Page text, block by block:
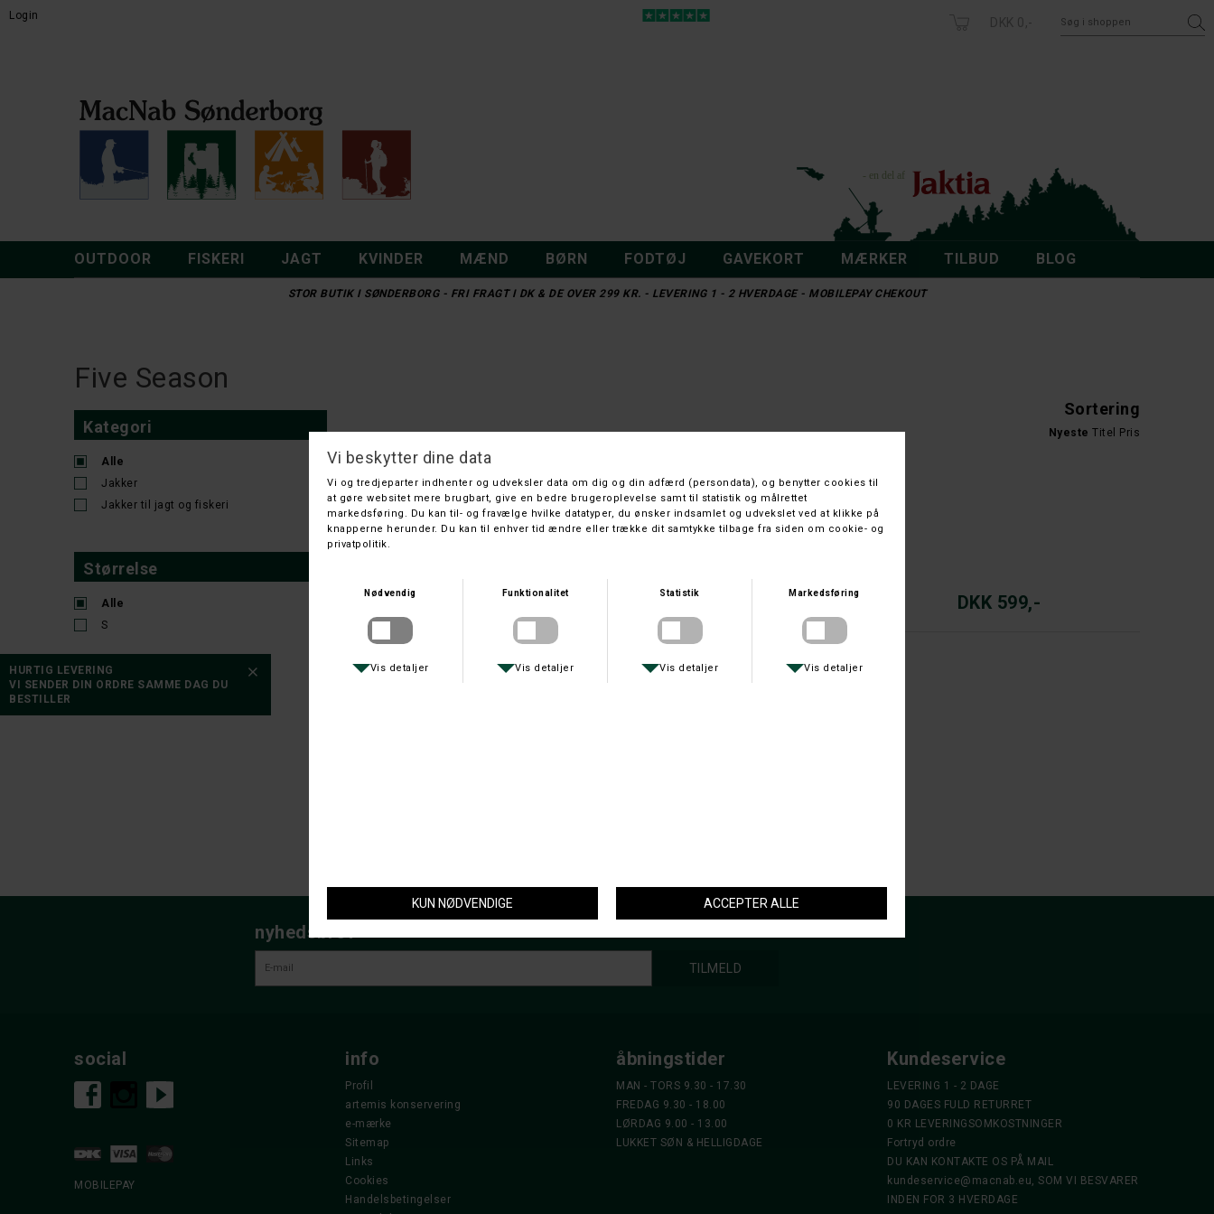
HURTIG LEVERING
VI SENDER DIN ORDRE SAMME DAG DU
BESTILLER
Login DKK 0,-
OUTDOOR FISKERI JAGT KVINDER MÆND BØRN FODTØJ GAVEKORT MÆRKER TILBUD BLOG
STOR BUTIK I SØNDERBORG - FRI FRAGT I DK & DE OVER 299 KR. - LEVERING 1 - 2 HVERDAGE - MOBILEPAY CHEKOUT
Five Season
Kategori
Alle
Jakker
Jakker til jagt og fiskeri
Størrelse
Alle
S
Sortering
Nyeste Titel Pris
FIVE SEASON PORTILLO DUN MARINE DKK 599,-
nyhedsbrev
social
MOBILEPAY
info
Profil
artemis konservering
e-mærke
Sitemap
Links
Cookies
Handelsbetingelser
åbningstider
MAN - TORS 9.30 - 17.30
FREDAG 9.30 - 18.00
LØRDAG 9.00 - 13.00
LUKKET SØN & HELLIGDAGE
Kundeservice
LEVERING 1 - 2 DAGE
90 DAGES FULD RETURRET
0 KR LEVERINGSOMKOSTNINGER
Fortryd ordre
DU KAN KONTAKTE OS PÅ MAIL
kundeservice@macnab.eu, SOM VI BESVARER
INDEN FOR 3 HVERDAGE